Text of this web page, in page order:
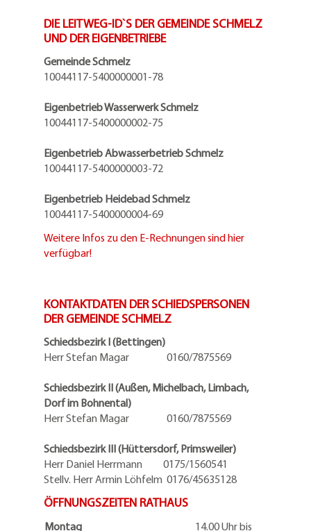
DIE LEITWEG-ID`S DER GEMEINDE SCHMELZ
UND DER EIGENBETRIEBE
Gemeinde Schmelz
10044117-5400000001-78
Eigenbetrieb Wasserwerk Schmelz
10044117-5400000002-75
Eigenbetrieb Abwasserbetrieb Schmelz
10044117-5400000003-72
Eigenbetrieb Heidebad Schmelz
10044117-5400000004-69
Weitere Infos zu den E-Rechnungen sind hier
verfügbar!
KONTAKTDATEN DER SCHIEDSPERSONEN
DER GEMEINDE SCHMELZ
Schiedsbezirk I (Bettingen)
Herr Stefan Magar 0160/7875569
Schiedsbezirk II (Außen, Michelbach, Limbach,
Dorf im Bohnental)
Herr Stefan Magar 0160/7875569
Schiedsbezirk III (Hüttersdorf, Primsweiler)
Herr Daniel Herrmann 0175/1560541
Stellv. Herr Armin Löhfelm 0176/45635128
ÖFFNUNGSZEITEN RATHAUS
Montag 14.00 Uhr bis